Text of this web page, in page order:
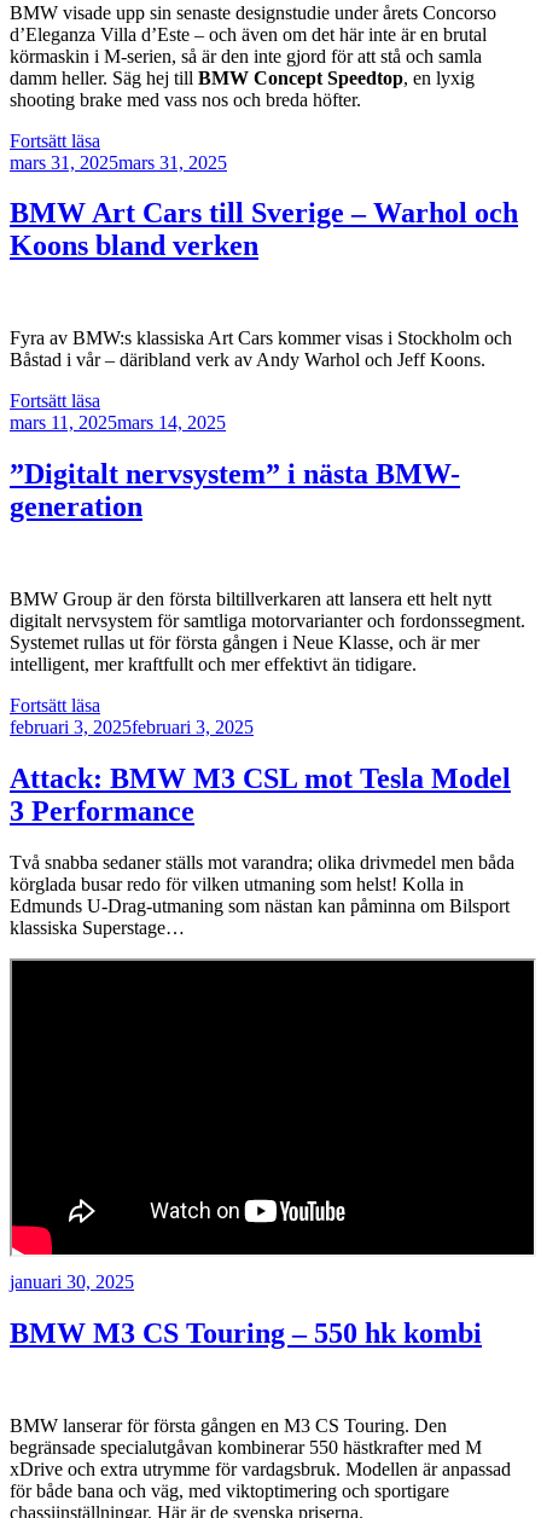
BMW visade upp sin senaste designstudie under årets Concorso
d’Eleganza Villa d’Este – och även om det här inte är en brutal
körmaskin i M-serien, så är den inte gjord för att stå och samla
damm heller. Säg hej till BMW Concept Speedtop, en lyxig
shooting brake med vass nos och breda höfter.
Fortsätt läsa
Concept
–
shooting
brake
Publicerat
mars 31, 2025mars 31, 2025
BMW Art Cars till Sverige – Warhol och
Koons bland verken
Fyra av BMW:s klassiska Art Cars kommer visas i Stockholm och
Båstad i vår – däribland verk av Andy Warhol och Jeff Koons.
Fortsätt läsa
Art
till
Sverige
–
bland
verken”
Publicerat
mars 11, 2025mars 14, 2025
”Digitalt nervsystem” i nästa BMW-
generation
BMW Group är den första biltillverkaren att lansera ett helt nytt
digitalt nervsystem för samtliga motorvarianter och fordonssegment.
Systemet rullas ut för första gången i Neue Klasse, och är mer
intelligent, mer kraftfullt och mer effektivt än tidigare.
Fortsätt läsa
nervsystem”
nästa
BMW-
generation”
Publicerat
februari 3, 2025februari 3, 2025
Attack: BMW M3 CSL mot Tesla Model
3 Performance
Två snabba sedaner ställs mot varandra; olika drivmedel men båda
körglada busar redo för vilken utmaning som helst! Kolla in
Edmunds U-Drag-utmaning som nästan kan påminna om Bilsport
klassiska Superstage…
Publicerat
januari 30, 2025
BMW M3 CS Touring – 550 hk kombi
BMW lanserar för första gången en M3 CS Touring. Den
begränsade specialutgåvan kombinerar 550 hästkrafter med M
xDrive och extra utrymme för vardagsbruk. Modellen är anpassad
för både bana och väg, med viktoptimering och sportigare
chassiinställningar. Här är de svenska priserna.